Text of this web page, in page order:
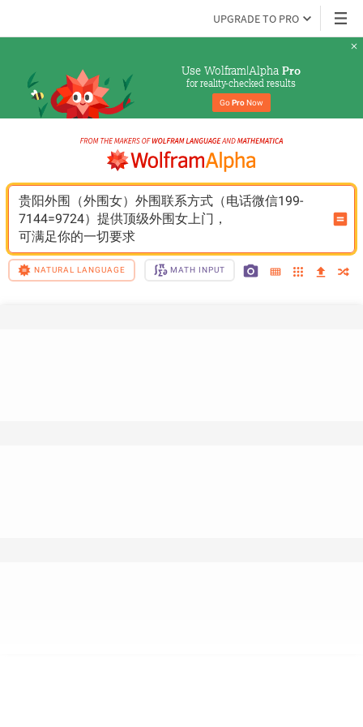
UPGRADE TO PRO
Use Wolfram|Alpha Pro
for reality-checked results
Go Pro Now
贵阳外围（外围女）外围联系方式（电话微信199-
7144=9724）提供顶级外围女上门，
可满足你的一切要求
NATURAL LANGUAGE MATH INPUT